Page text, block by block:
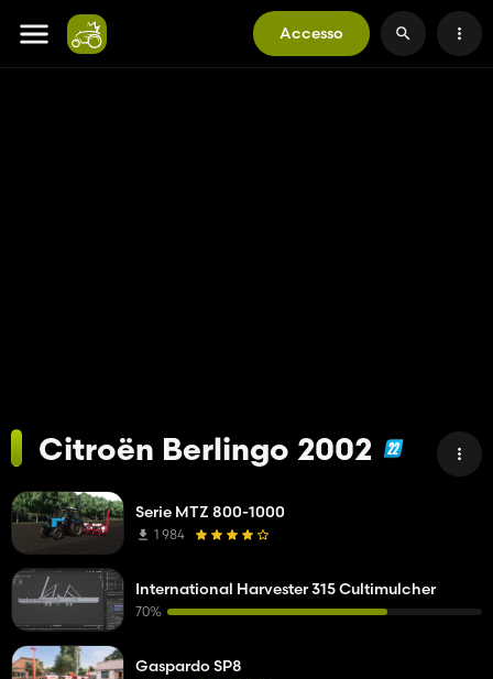
Accesso
Citroën Berlingo 2002
Serie MTZ 800-1000
1 984
International Harvester 315 Cultimulcher
70%
Gaspardo SP8